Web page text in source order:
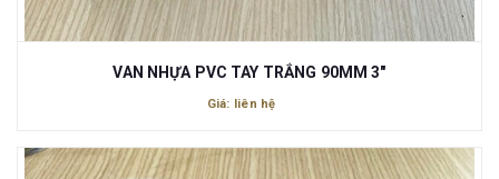
VAN NHỰA PVC TAY TRẮNG 90MM 3"
Giá: liên hệ